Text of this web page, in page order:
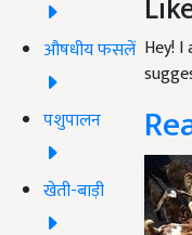
औषधीय फसलें
पशुपालन
खेती-बाड़ी
Hey! I